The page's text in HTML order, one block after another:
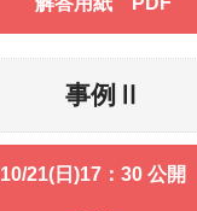
事例Ⅱ
10/21(日)17：30 公開